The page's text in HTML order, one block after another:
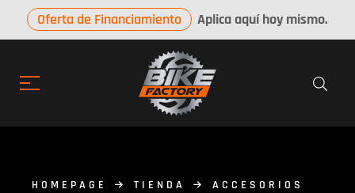
Oferta de Financiamiento Aplica aquí hoy mismo.
HOMEPAGE TIENDA
ACCESORIOS